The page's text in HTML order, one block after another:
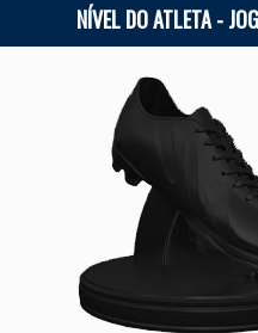
NÍVEL DO ATLETA -